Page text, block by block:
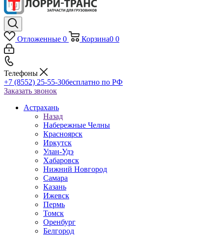
Отложенные 0 Корзина0 0
Телефоны
+7 (8552) 25-55-30бесплатно по РФ
Заказать звонок
Астрахань
Назад
Набережные Челны
Красноярск
Иркутск
Улан-Удэ
Хабаровск
Нижний Новгород
Самара
Казань
Ижевск
Пермь
Томск
Оренбург
Белгород